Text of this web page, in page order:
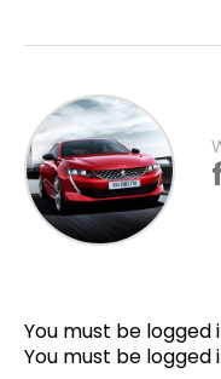
You must be
You must be logged